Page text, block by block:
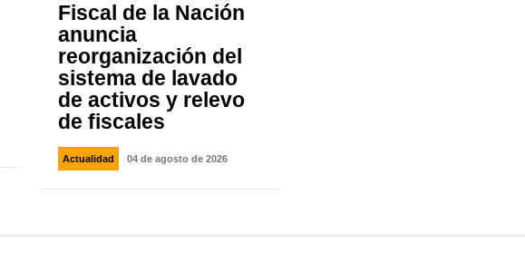
Fiscal de la Nación
anuncia
reorganización del
sistema de lavado
de activos y relevo
de fiscales
Actualidad 04 de agosto de 2026